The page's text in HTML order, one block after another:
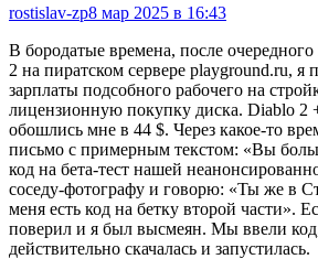
rostislav-zp8 мар 2025 в 16:43
В бородатые времена, после
2 на пиратском сервере playground.ru, я
зарплаты подсобного рабочего на
лицензионную покупку диска. Diablo 2
обошлись мне в 44 $. Через какое-то
письмо с примерным текстом: «Вы
код на бета-тест нашей
соседу-фотографу и говорю: «Ты же в
меня есть код на бетку второй части».
поверил и я был высмеян. Мы ввели
действительно скачалась и запустилась.